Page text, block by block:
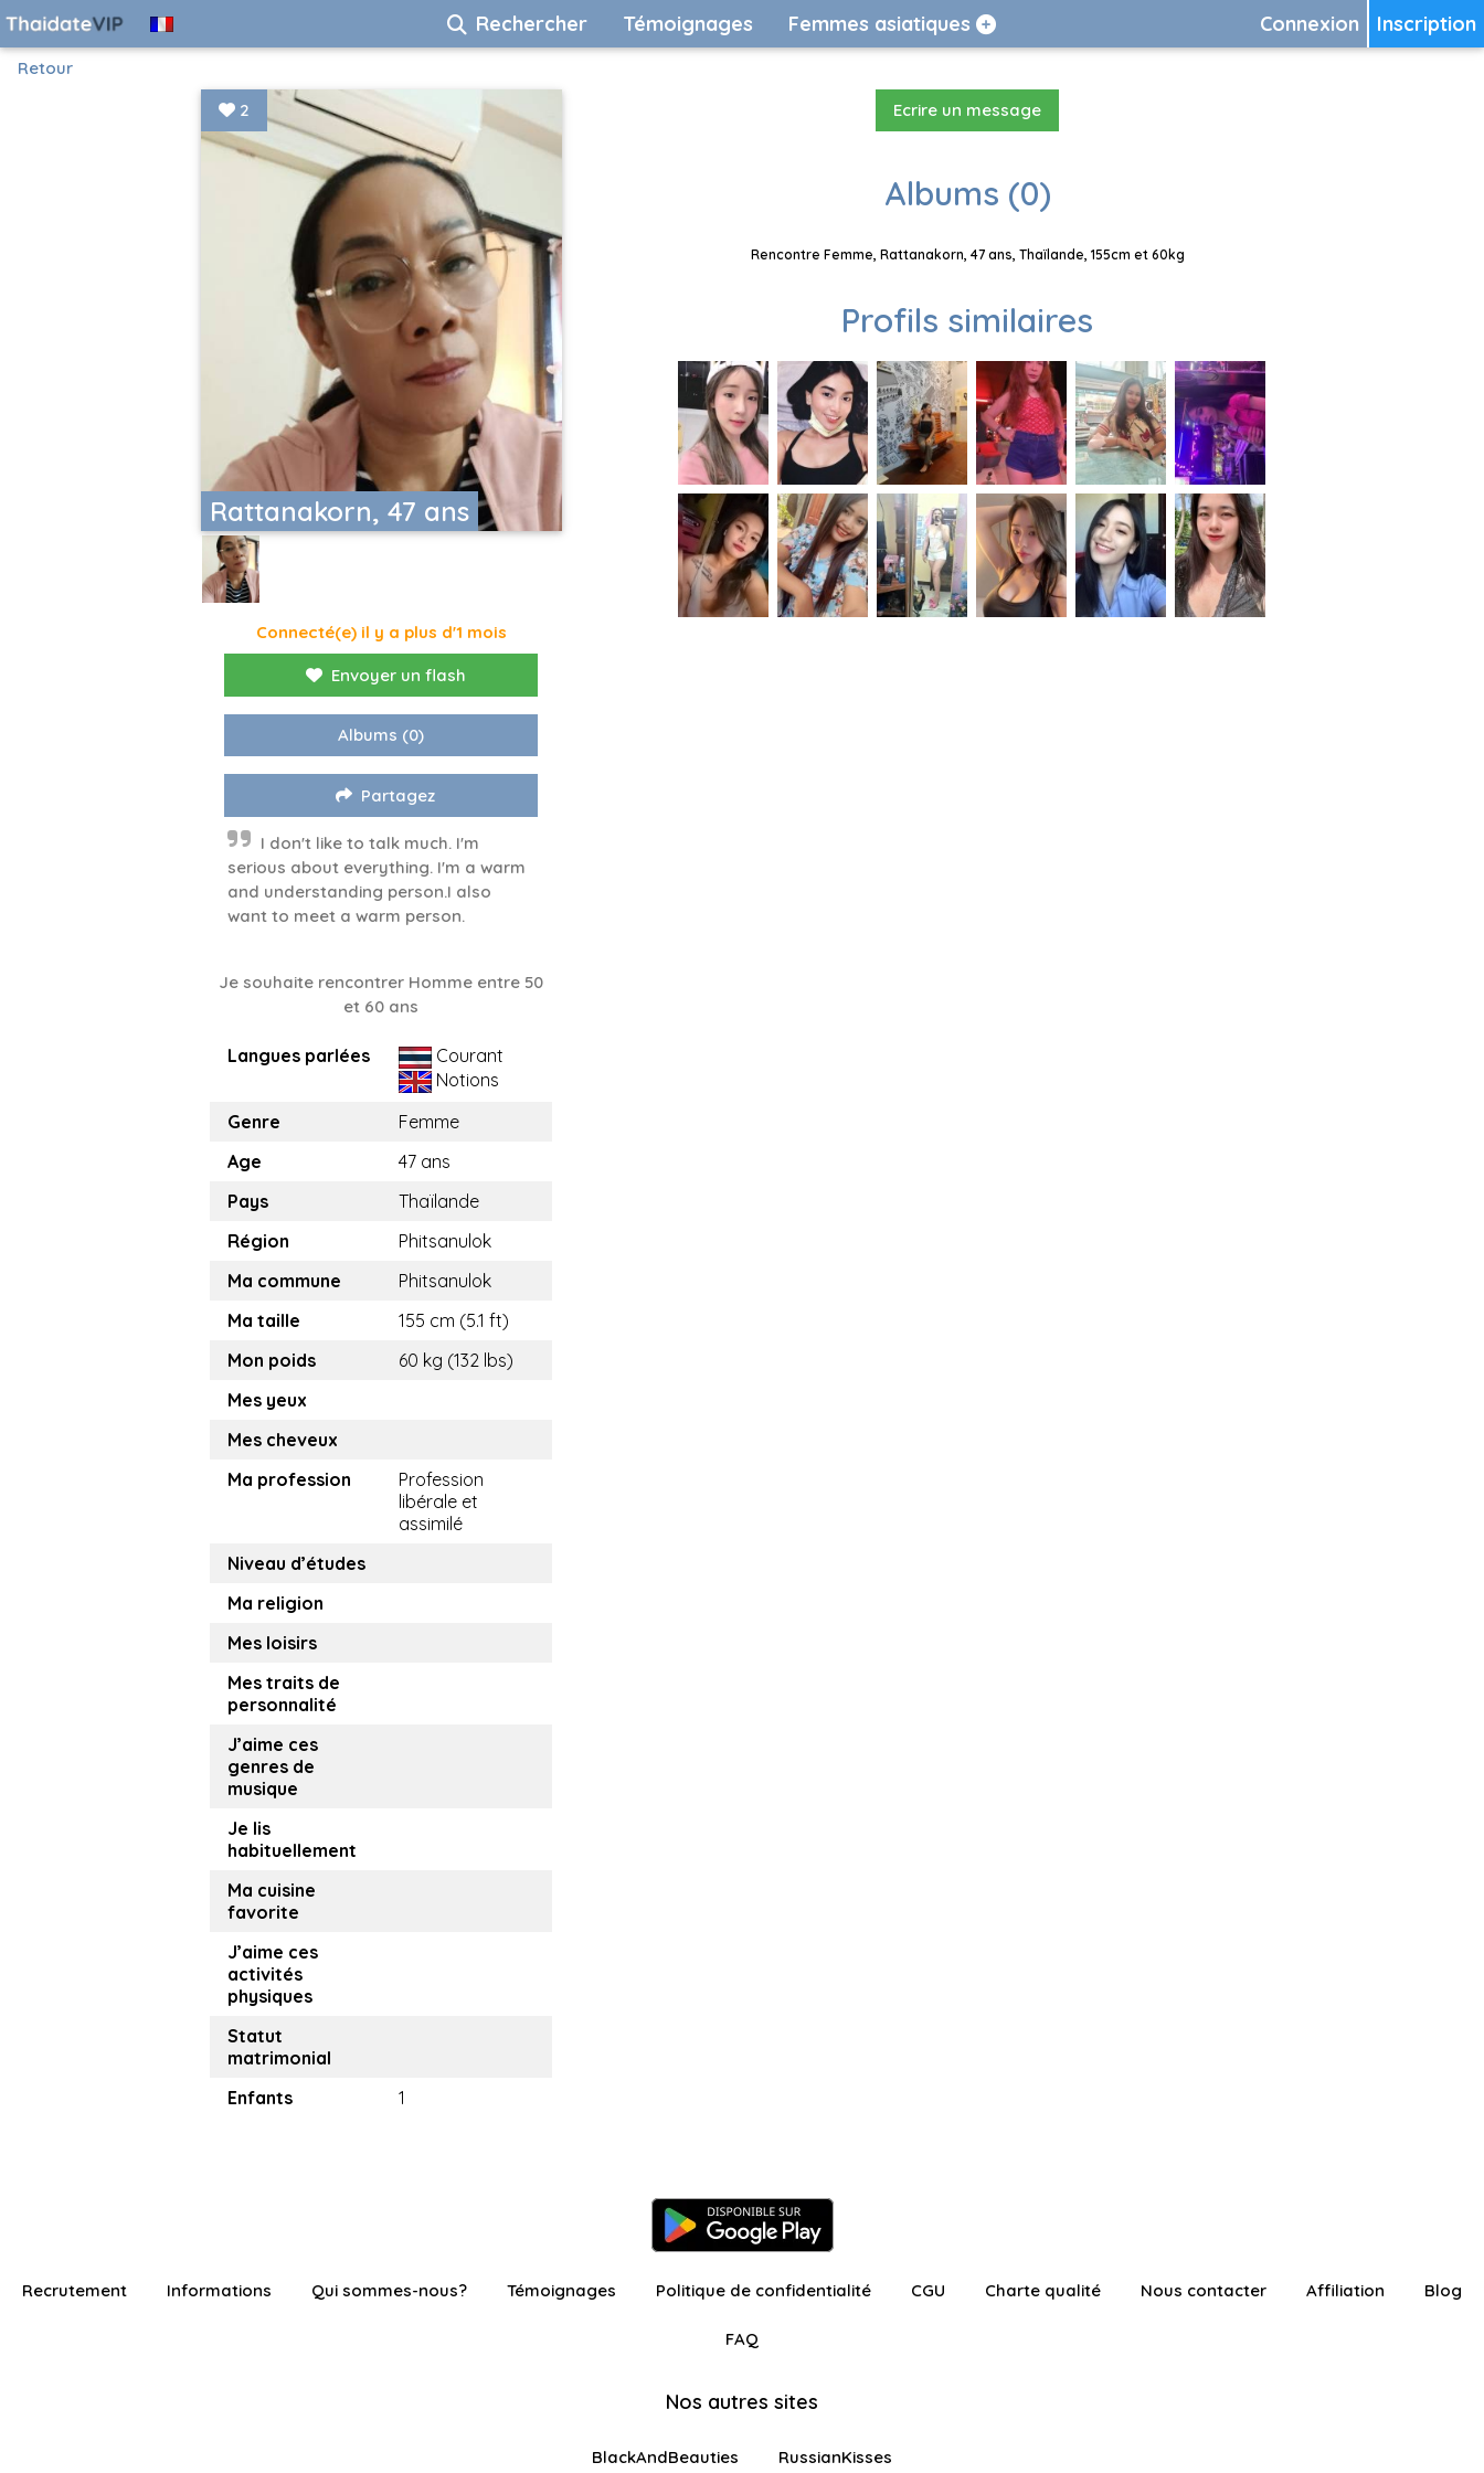
Inscription
Connexion
Rechercher Témoignages Femmes asiatiques
Retour
Rattanakorn, 47 ans
2
Connecté(e) il y a plus d'1 mois
Envoyer un flash
Albums (0)
Partagez
I don't like to talk much. I'm
serious about everything. I'm a warm
and understanding person.I also
want to meet a warm person.
Je souhaite rencontrer Homme entre 50
et 60 ans
Langues parlées
Courant
Notions
Genre
Femme
Age
47 ans
Pays
Thaïlande
Région
Phitsanulok
Ma commune
Phitsanulok
Ma taille
155 cm (5.1 ft)
Mon poids
60 kg (132 lbs)
Mes yeux
Mes cheveux
Ma profession
Profession
libérale et
assimilé
Niveau d’études
Ma religion
Mes loisirs
Mes traits de
personnalité
J’aime ces
genres de
musique
Je lis
habituellement
Ma cuisine
favorite
J’aime ces
activités
physiques
Statut
matrimonial
Enfants
1
Ecrire un message
Albums (0)
Rencontre Femme, Rattanakorn, 47 ans, Thaïlande, 155cm et 60kg
Profils similaires
Recrutement Informations Qui sommes-nous? Témoignages Politique de confidentialité CGU Charte qualité Nous contacter Affiliation Blog
FAQ
Nos autres sites
BlackAndBeauties RussianKisses